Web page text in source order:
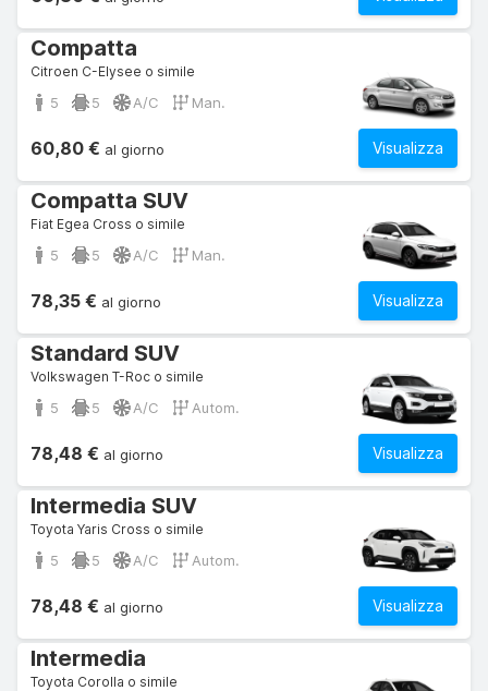
Compatta
Citroen C-Elysee o simile
5 5 A/C Man.
Visualizza
60,80 € al giorno
Compatta SUV
Fiat Egea Cross o simile
5 5 A/C Man.
Visualizza
78,35 € al giorno
Standard SUV
Volkswagen T-Roc o simile
5 5 A/C Autom.
Visualizza
78,48 € al giorno
Intermedia SUV
Toyota Yaris Cross o simile
5 5 A/C Autom.
Visualizza
78,48 € al giorno
Intermedia
Toyota Corolla o simile